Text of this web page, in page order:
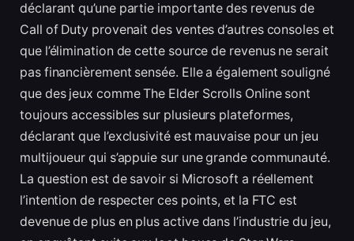
déclarant qu’une partie importante des revenus de
Call of Duty provenait des ventes d’autres consoles et
que l’élimination de cette source de revenus ne serait
pas financièrement sensée. Elle a également souligné
que des jeux comme The Elder Scrolls Online sont
toujours accessibles sur plusieurs plateformes,
déclarant que l’exclusivité est mauvaise pour un jeu
multijoueur qui s’appuie sur une grande communauté.
La question est de savoir si Microsoft a réellement
l’intention de respecter ces points, et la FTC est
devenue de plus en plus active dans l’industrie du jeu,